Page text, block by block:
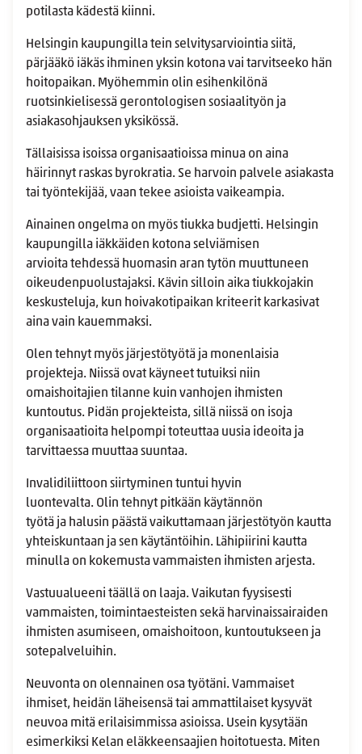
potilasta kädestä kiinni.
Helsingin kaupungilla tein selvitysarviointia siitä,
pärjääkö iäkäs ihminen yksin kotona vai tarvitseeko hän
hoitopaikan. Myöhemmin olin esihenkilönä
ruotsinkielisessä gerontologisen sosiaalityön ja
asiakasohjauksen yksikössä.
Tällaisissa isoissa organisaatioissa minua on aina
häirinnyt raskas byrokratia. Se harvoin palvele asiakasta
tai työntekijää, vaan tekee asioista vaikeampia.
Ainainen ongelma on myös tiukka budjetti. Helsingin
kaupungilla iäkkäiden kotona selviämisen
arvioita tehdessä huomasin aran tytön muuttuneen
oikeudenpuolustajaksi. Kävin silloin aika tiukkojakin
keskusteluja, kun hoivakotipaikan kriteerit karkasivat
aina vain kauemmaksi.
Olen tehnyt myös järjestötyötä ja monenlaisia
projekteja. Niissä ovat käyneet tutuiksi niin
omaishoitajien tilanne kuin vanhojen ihmisten
kuntoutus. Pidän projekteista, sillä niissä on isoja
organisaatioita helpompi toteuttaa uusia ideoita ja
tarvittaessa muuttaa suuntaa.
Invalidiliittoon siirtyminen tuntui hyvin
luontevalta. Olin tehnyt pitkään käytännön
työtä ja halusin päästä vaikuttamaan järjestötyön kautta
yhteiskuntaan ja sen käytäntöihin. Lähipiirini kautta
minulla on kokemusta vammaisten ihmisten arjesta.
Vastuualueeni täällä on laaja. Vaikutan fyysisesti
vammaisten, toimintaesteisten sekä harvinaissairaiden
ihmisten asumiseen, omaishoitoon, kuntoutukseen ja
sotepalveluihin.
Neuvonta on olennainen osa työtäni. Vammaiset
ihmiset, heidän läheisensä tai ammattilaiset kysyvät
neuvoa mitä erilaisimmissa asioissa. Usein kysytään
esimerkiksi Kelan eläkkeensaajien hoitotuesta. Miten